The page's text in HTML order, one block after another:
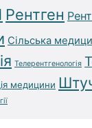
Рентген
Сільська
Телерентгенологія
медицини